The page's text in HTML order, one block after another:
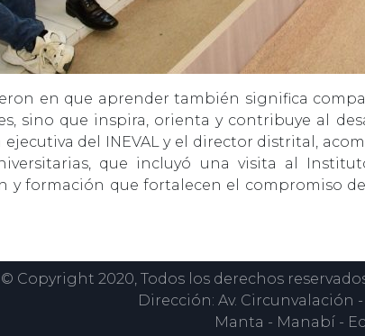
en que aprender también significa
sino que inspira, orienta y contribuye al
del INEVAL y el director distrital,
que incluyó una visita al
y formación que fortalecen el compromiso
© Copyright 2020, Todos los derechos
Dirección: Av. Circunvalación
Manta - Manabí -